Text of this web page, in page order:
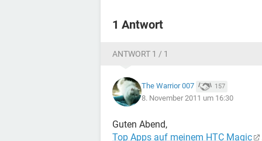
1 Antwort
ANTWORT 1 / 1
The Warrior 007 157
8. November 2011 um 16:30
Guten Abend,
Top Apps auf meinem HTC Magic